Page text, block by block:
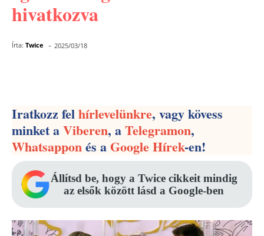
hivatkozva
Írta: Twice - 2025/03/18
Iratkozz felhírlevelünkre, vagy kövess
minket aViberen, aTelegramon,
Whatsapponés aGoogle Hírek-en!
Állítsd be, hogy a Twice cikkeit mindig
az elsők között lásd a Google-ben